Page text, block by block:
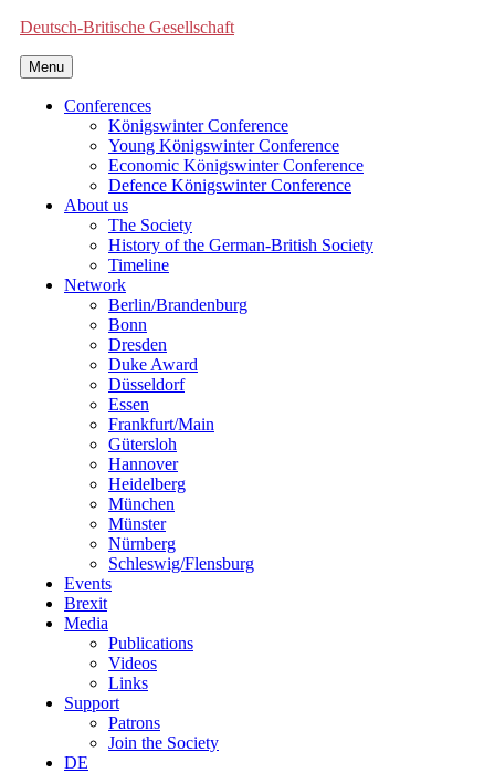
Deutsch-Britische Gesellschaft
Menu
Conferences
Königswinter Conference
Young Königswinter Conference
Economic Königswinter Conference
Defence Königswinter Conference
About us
The Society
History of the German-British Society
Timeline
Network
Berlin/Brandenburg
Bonn
Dresden
Duke Award
Düsseldorf
Essen
Frankfurt/Main
Gütersloh
Hannover
Heidelberg
München
Münster
Nürnberg
Schleswig/Flensburg
Events
Brexit
Media
Publications
Videos
Links
Support
Patrons
Join the Society
DE